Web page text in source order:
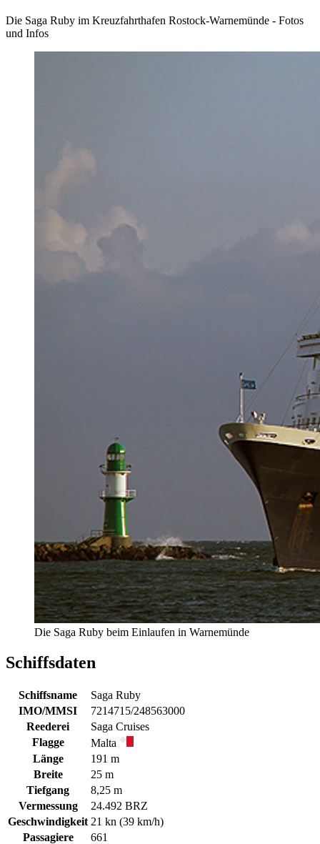
Die Saga Ruby im Kreuzfahrthafen Rostock-Warnemünde - Fotos
und Infos
Die Saga Ruby beim Einlaufen in Warnemünde
Schiffsdaten
Schiffsname
Saga Ruby
IMO/MMSI
7214715/248563000
Reederei
Saga Cruises
Flagge
Malta
Länge
191 m
Breite
25 m
Tiefgang
8,25 m
Vermessung
24.492 BRZ
Geschwindigkeit 21 kn (39 km/h)
Passagiere
661